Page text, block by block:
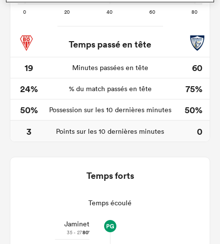
Temps passé en tête
19
Minutes passées en tête
60
24%
% du match passés en tête
75%
50%
Possession sur les 10 dernières minutes
50%
3
Points sur les 10 dernières minutes 0
Temps forts
Temps écoulé
Jaminet
35 - 2780'